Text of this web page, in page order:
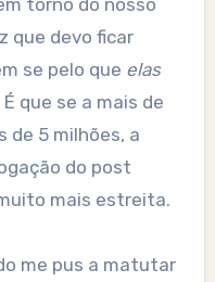
torno do nosso
que devo ficar
se pelo que elas
que se a mais de
de 5 milhões, a
do post
mais estreita.
me pus a matutar